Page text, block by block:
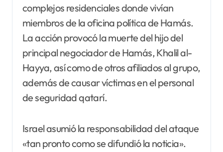
complejos residenciales donde vivían
miembros de la oficina política de Hamás.
La acción provocó la muerte del hijo del
principal negociador de Hamás, Khalil al-
Hayya, así como de otros afiliados al grupo,
además de causar víctimas en el personal
de seguridad qatarí.
Israel asumió la responsabilidad del ataque
«tan pronto como se difundió la noticia».